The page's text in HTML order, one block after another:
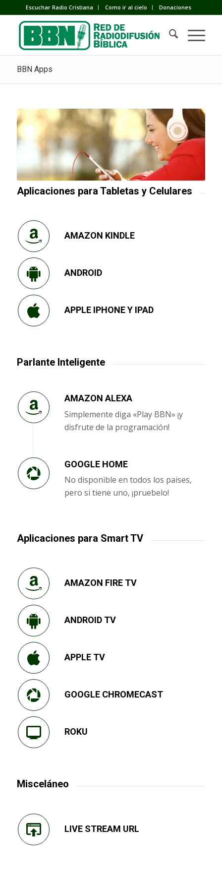
Escuchar Radio Cristiana Como ir al cielo Donaciones
BBN Apps
Aplicaciones para Tabletas y Celulares
AMAZON KINDLE
ANDROID
APPLE IPHONE Y IPAD
Parlante Inteligente
AMAZON ALEXA
Simplemente diga «Play BBN» ¡y
disfrute de la programación!
GOOGLE HOME
No disponible en todos los paises,
pero si tiene uno, ¡pruebelo!
Aplicaciones para Smart TV
AMAZON FIRE TV
ANDROID TV
APPLE TV
GOOGLE CHROMECAST
ROKU
Misceláneo
LIVE STREAM URL